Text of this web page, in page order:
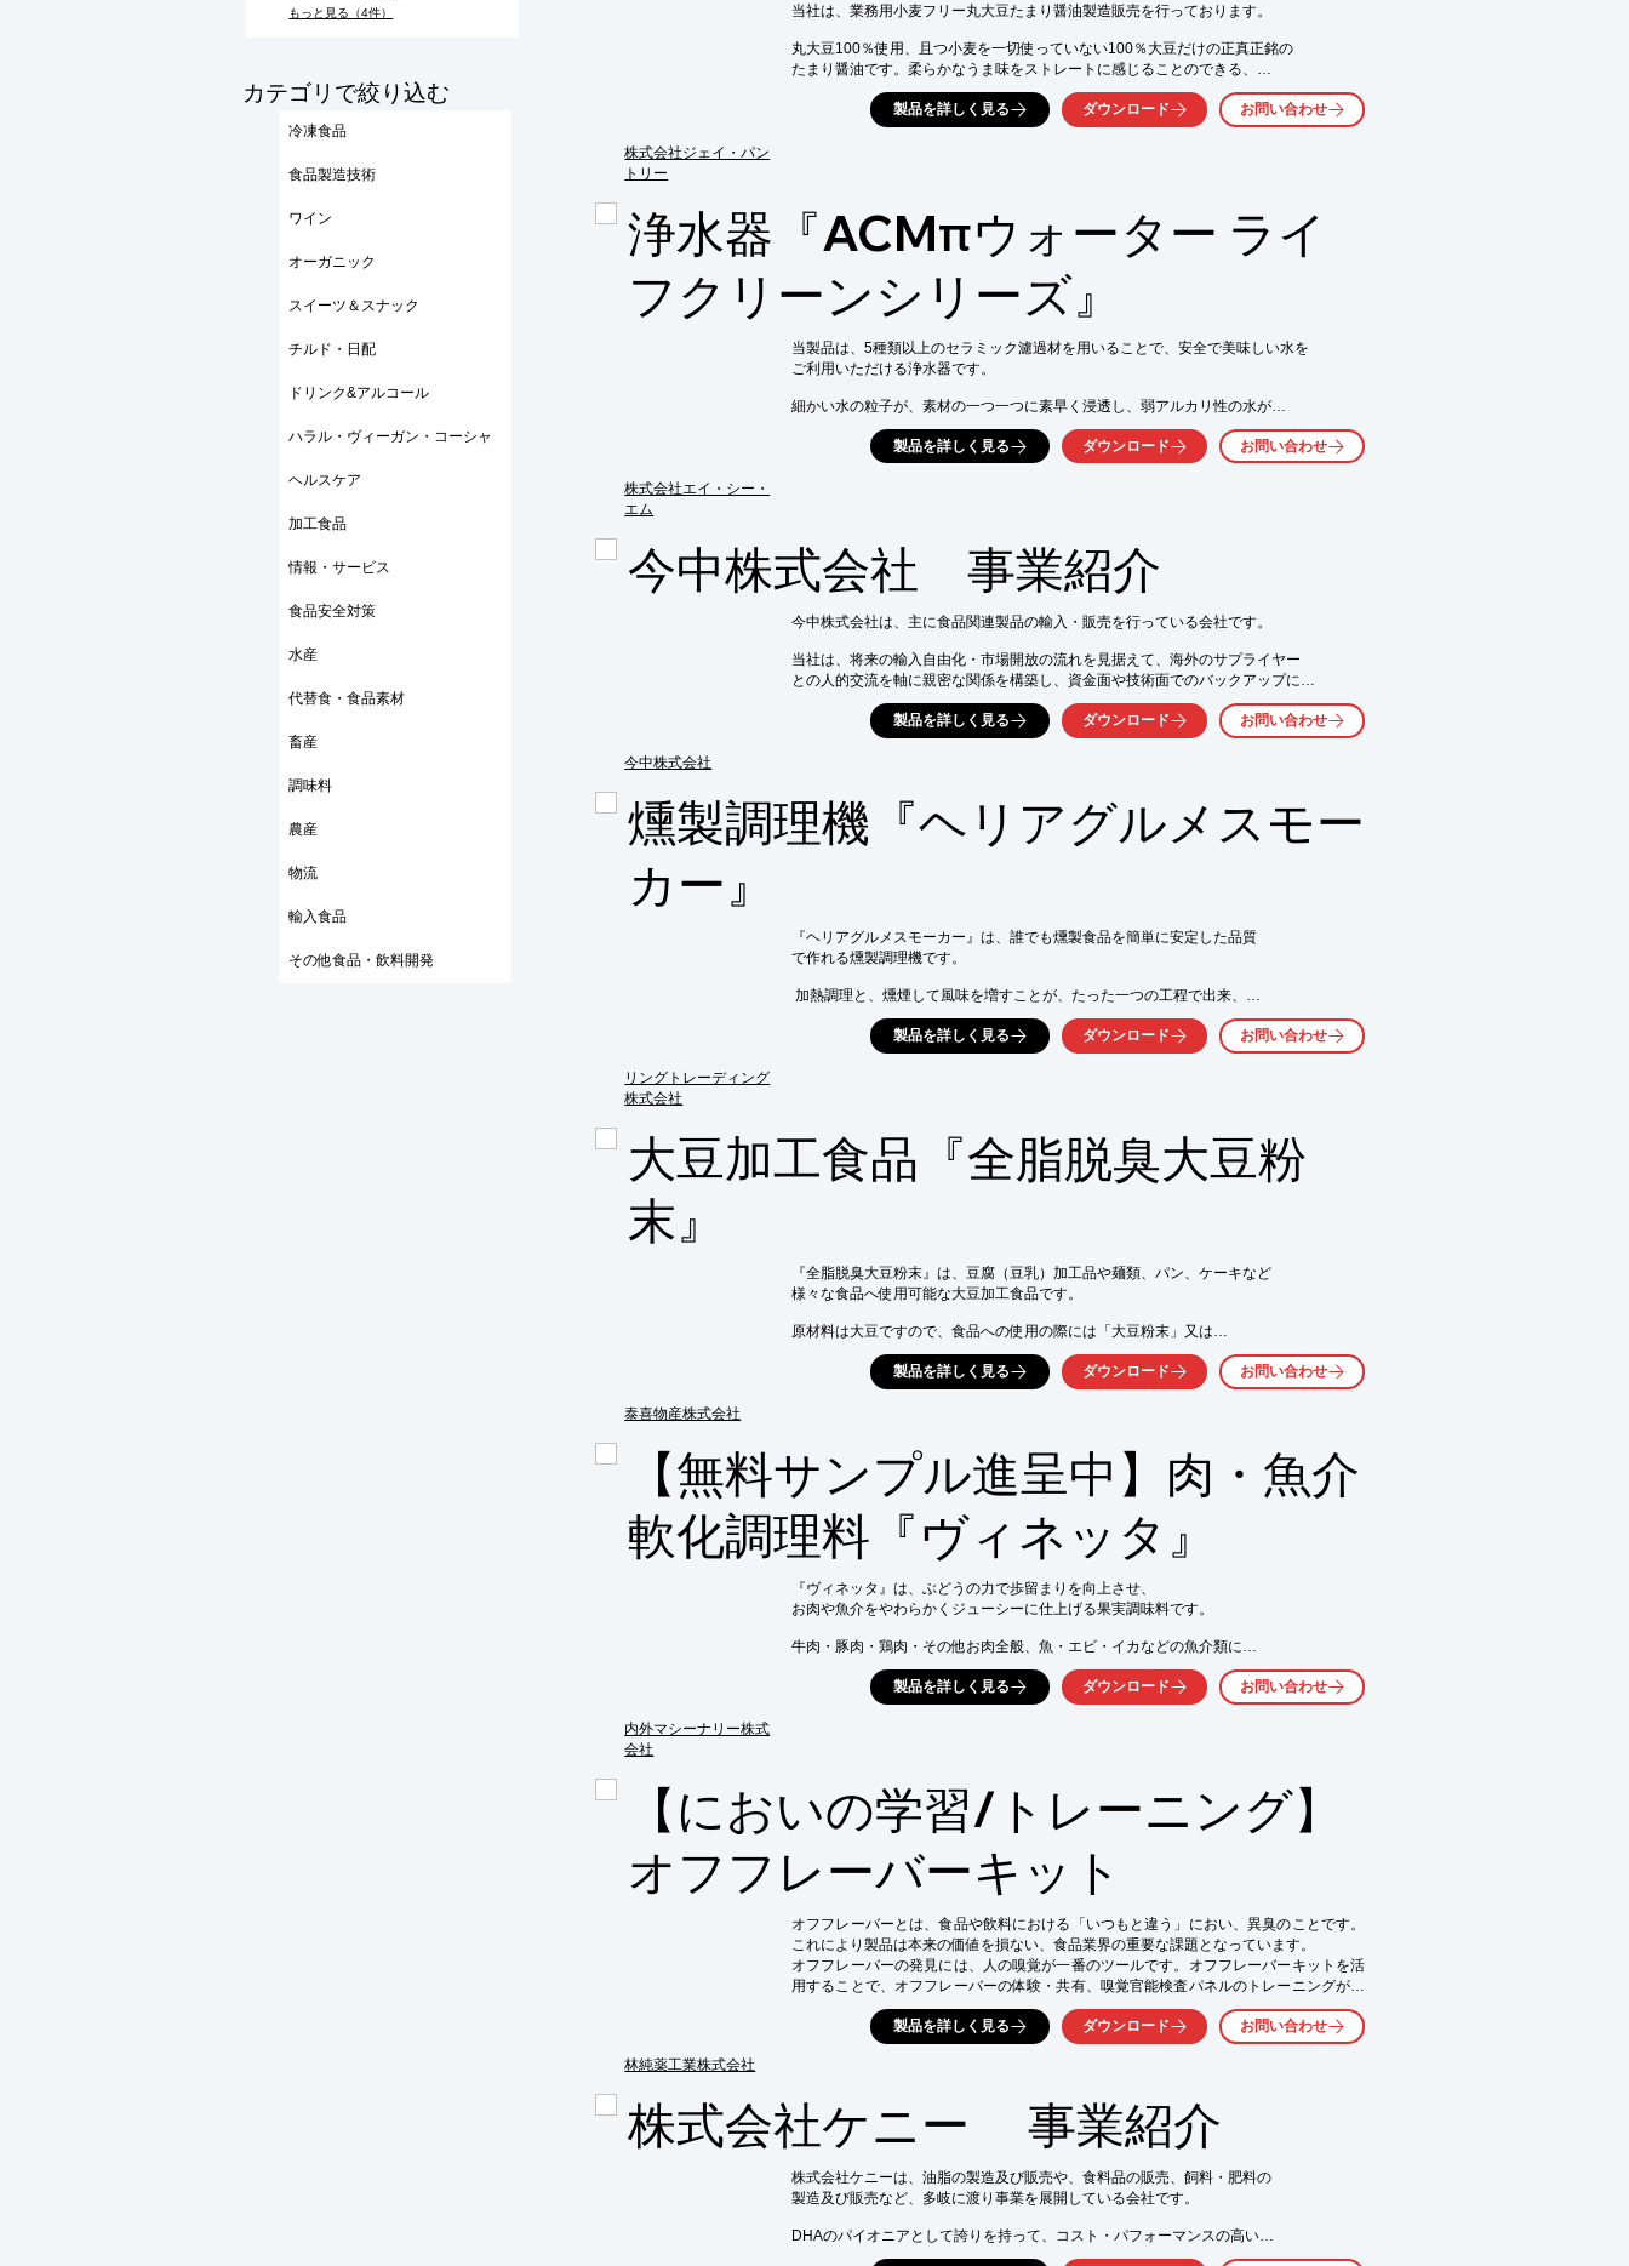
もっと見る（4件）
​カテゴリで絞り込む
冷凍食品
食品製造技術
ワイン
オーガニック
スイーツ＆スナック
チルド・日配
ドリンク&アルコール
ハラル・ヴィーガン・コーシャ
ヘルスケア
加工食品
情報・サービス
食品安全対策
水産
代替食・食品素材
畜産
調味料
農産
物流
輸入食品
その他食品・飲料開発
株式会社ジェイ・パン
トリー
当社は、業務用小麦フリー丸大豆たまり醤油製造販売を行っております。
丸大豆100％使用、且つ小麦を一切使っていない100％大豆だけの正真正銘の
たまり醤油です。柔らかなうま味をストレートに感じることのできる、
昔ながらの製法と熟成にこだわったたまりです。
天然のうまみが一般的な醤油の1.5倍～2倍にも上がります。
■Brix　39.0±1.0
■塩分　17.50±0.30
※詳しくはPDFをダウンロードしていただくか、お気軽にお問い合わせ下さい。
製品を詳しく見る ダウンロード お問い合わせ
浄水器『ACMπウォーター ライ
フクリーンシリーズ』
株式会社エイ・シー・
エム
当製品は、5種類以上のセラミック濾過材を用いることで、安全で美味しい水を
ご利用いただける浄水器です。
細かい水の粒子が、素材の一つ一つに素早く浸透し、弱アルカリ性の水が
旨味成分を効率的にかつ、雑味を出さずに抽出。
使用することで、ふっくらとして、美味しいご飯、肉・魚類の臭み取りや、
■旨味抽出
■雑味カット
■界面活性作用
※詳しくはPDF資料をご覧いただくか、お気軽にお問い合わせ下さい。
製品を詳しく見る ダウンロード お問い合わせ
今中株式会社 事業紹介
今中株式会社
今中株式会社は、主に食品関連製品の輸入・販売を行っている会社です。
当社は、将来の輸入自由化・市場開放の流れを見据えて、海外のサプライヤー
との人的交流を軸に親密な関係を構築し、資金面や技術面でのバックアップに
もあたるなど、日本の消費者の嗜好に合った原料を開発し、安定した生産供給
を行うための大きな役割を担っています。
取り揃えております。
お気軽にお問い合わせ下さい。
※詳しくはカタログをご覧頂くか、お気軽にお問い合わせ下さい。
製品を詳しく見る ダウンロード お問い合わせ
燻製調理機『ヘリアグルメスモー
カー』
リングトレーディング
株式会社
『ヘリアグルメスモーカー』は、誰でも燻製食品を簡単に安定した品質
で作れる燻製調理機です。
加熱調理と、燻煙して風味を増すことが、たった一つの工程で出来、
肉、魚の切り身の燻煙調理に最適です。
また、卓上型のミニスモーカーながら、冷燻・温熱燻に対応しています。
■冷燻・温熱燻に対応
■肉、魚の切り身の燻煙調理に最適
製品を詳しく見る ダウンロード お問い合わせ
大豆加工食品『全脂脱臭大豆粉
末』
泰喜物産株式会社
『全脂脱臭大豆粉末』は、豆腐（豆乳）加工品や麺類、パン、ケーキなど
様々な食品へ使用可能な大豆加工食品です。
原材料は大豆ですので、食品への使用の際には「大豆粉末」又は
「大豆粉」などの表示ができます。
※詳しくはPDFをダウンロードして頂くか、お気軽にお問い合わせ下さい。
製品を詳しく見る ダウンロード お問い合わせ
【無料サンプル進呈中】肉・魚介
軟化調理料『ヴィネッタ』
内外マシーナリー株式
会社
『ヴィネッタ』は、ぶどうの力で歩留まりを向上させ、
お肉や魚介をやわらかくジューシーに仕上げる果実調味料です。
牛肉・豚肉・鶏肉・その他お肉全般、魚・エビ・イカなどの魚介類に
幅広く使用可能。
お肉の臭みも軽減し、シンプルな味付けでもおいしく仕上がります。
■牛肉・豚肉・鶏肉・その他お肉全般、魚・エビ・イカ等魚介類に使用可能
■お肉の臭みも軽減し、シンプルな味付けでもおいしく仕上がる
※詳しくはPDFをダウンロードください。
※無料サンプルをご希望の方はお気軽にお問い合わせください。
製品を詳しく見る ダウンロード お問い合わせ
【においの学習/トレーニング】
オフフレーバーキット
林純薬工業株式会社
オフフレーバーとは、食品や飲料における「いつもと違う」におい、異臭のことです。
これにより製品は本来の価値を損ない、食品業界の重要な課題となっています。
オフフレーバーの発見には、人の嗅覚が一番のツールです。オフフレーバーキットを活
用することで、オフフレーバーの体験・共有、嗅覚官能検査パネルのトレーニングが可
林純薬工業では、食品等のオフフレーバー事例に多い薬品臭、かび臭などの臭質サンプ
フレーバー研究会との共同開発製品）
臭質トレーニング用として、希望に応じて化合物や濃度を調製するサービスも提供して
おりますので、お気軽にお問い合わせください。
製品を詳しく見る ダウンロード お問い合わせ
株式会社ケニー 事業紹介
株式会社ケニーは、油脂の製造及び販売や、食料品の販売、飼料・肥料の
製造及び販売など、多岐に渡り事業を展開している会社です。
DHAのパイオニアとして誇りを持って、コスト・パフォーマンスの高い
製品をプロデュースし、国内外のネットワークを活かし、厳しい生産管理